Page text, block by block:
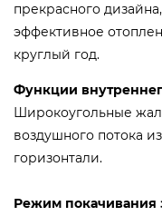
прекрасного
эффективное
круглый год.
Функции
Широкоугольные
воздушного потока
горизонтали.
Режим покачивания